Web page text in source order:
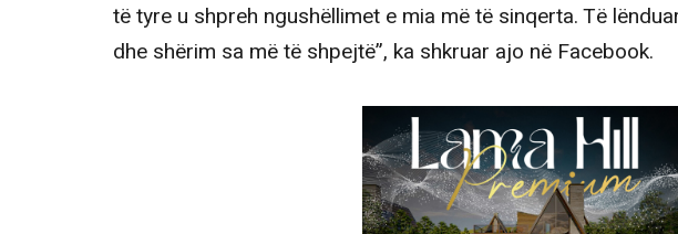
të tyre u shpreh ngushëllimet e mia më të sinqerta. Të
dhe shërim sa më të shpejtë”, ka shkruar ajo në Facebook.